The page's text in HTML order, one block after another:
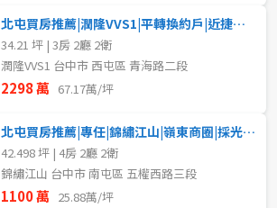
北屯買房推薦|潤隆VVS1|平轉換約戶|近捷運景觀三房平車
34.21 坪 | 3房 2廳 2衛
潤隆VVS1 台中市 西屯區 青海路二段
2298 萬 67.17萬/坪
北屯買房推薦|專任|錦繡江山|嶺東商圈|採光四房車位
42.498 坪 | 4房 2廳 2衛
錦繡江山 台中市 南屯區 五權西路三段
1100 萬 25.88萬/坪